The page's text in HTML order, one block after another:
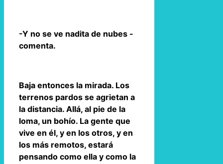
-Y no se ve nadita de nubes -
comenta.
Baja entonces la mirada. Los
terrenos pardos se agrietan a
la distancia. Allá, al pie de la
loma, un bohío. La gente que
vive en él, y en los otros, y en
los más remotos, estará
pensando como ella y como la